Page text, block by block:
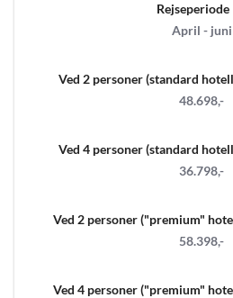
Rejseperiode
April - juni
Ved 2 personer (standard
48.698,-
Ved 4 personer (standard
36.798,-
Ved 2 personer ("premium"
58.398,-
Ved 4 personer ("premium"